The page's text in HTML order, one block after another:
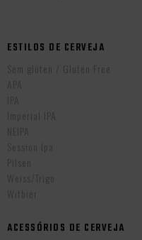
ESTILOS DE CERVEJA
Sem glúten / Gluten Free
APA
IPA
Imperial IPA
NEIPA
Session Ipa
Pilsen
Weiss/Trigo
Witbier
ACESSÓRIOS DE CERVEJA